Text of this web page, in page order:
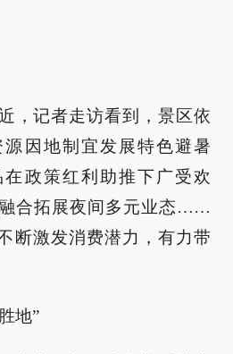
，记者走访看到，景区依
因地制宜发展特色避暑
政策红利助推下广受欢
合拓展夜间多元业态……
断激发消费潜力，有力带
地”